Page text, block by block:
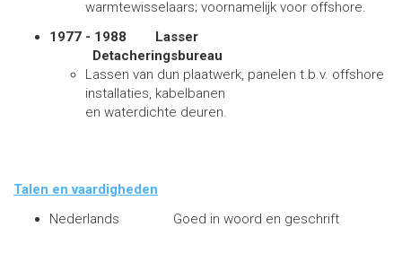
warmtewisselaars; voornamelijk voor offshore.
1977 - 1988 Lasser
Detacheringsbureau
Lassen van dun plaatwerk, panelen t.b.v. offshore
installaties, kabelbanen
en waterdichte deuren.
Talen en vaardigheden
Nederlands Goed in woord en geschrift